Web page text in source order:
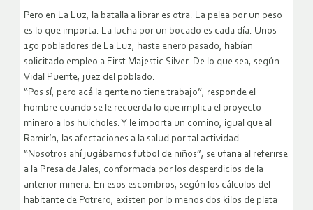
Pero en La Luz, la batalla a librar es otra. La pelea por un peso
es lo que importa. La lucha por un bocado es cada día. Unos
150 pobladores de La Luz, hasta enero pasado, habían
solicitado empleo a First Majestic Silver. De lo que sea, según
Vidal Puente, juez del poblado.
“Pos sí, pero acá la gente no tiene trabajo”, responde el
hombre cuando se le recuerda lo que implica el proyecto
minero a los huicholes. Y le importa un comino, igual que al
Ramirín, las afectaciones a la salud por tal actividad.
“Nosotros ahí jugábamos futbol de niños”, se ufana al referirse
a la Presa de Jales, conformada por los desperdicios de la
anterior minera. En esos escombros, según los cálculos del
habitante de Potrero, existen por lo menos dos kilos de plata